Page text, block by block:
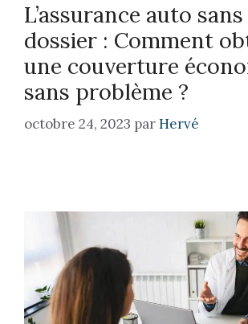
L’assurance ​auto
dossier ⁤: Comment
une couverture
⁤sans problème⁣ ?
octobre 24, 2023 parHervé